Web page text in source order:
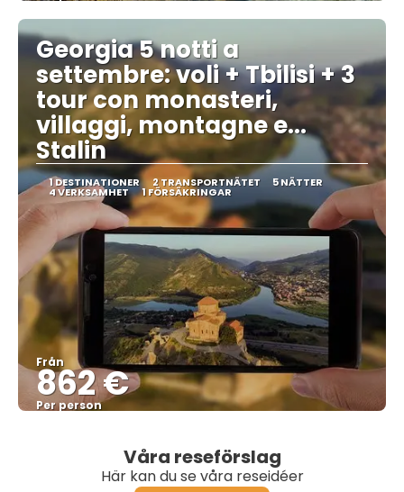
Se
Georgia 5 notti a
settembre: voli + Tbilisi + 3
tour con monasteri,
villaggi, montagne e...
Stalin
1 DESTINATIONER 2 TRANSPORTNÄTET 5 NÄTTER
4 VERKSAMHET 1 FÖRSÄKRINGAR
Från
862 €
Per person
Våra reseförslag
Här kan du se våra reseidéer